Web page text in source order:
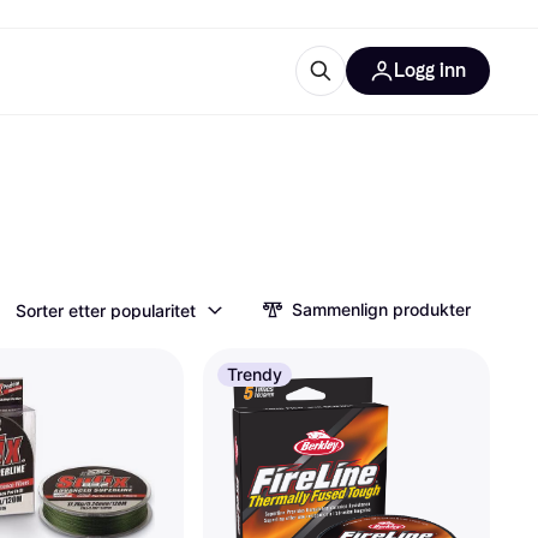
Logg inn
Sorter etter popularitet Sammenlign produkter
Trendy